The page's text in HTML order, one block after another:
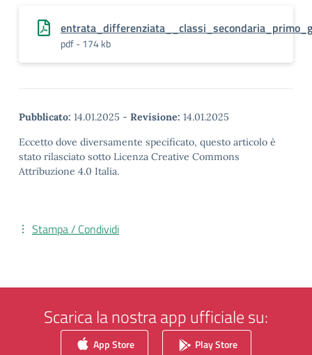
pdf - 174 kb
Pubblicato: 14.01.2025 - Revisione: 14.01.2025
Eccetto dove diversamente specificato, questo articolo è
stato rilasciato sotto Licenza Creative Commons
Attribuzione 4.0 Italia.
Stampa / Condividi
Scarica la nostra app ufficiale su:
App Store Play Store